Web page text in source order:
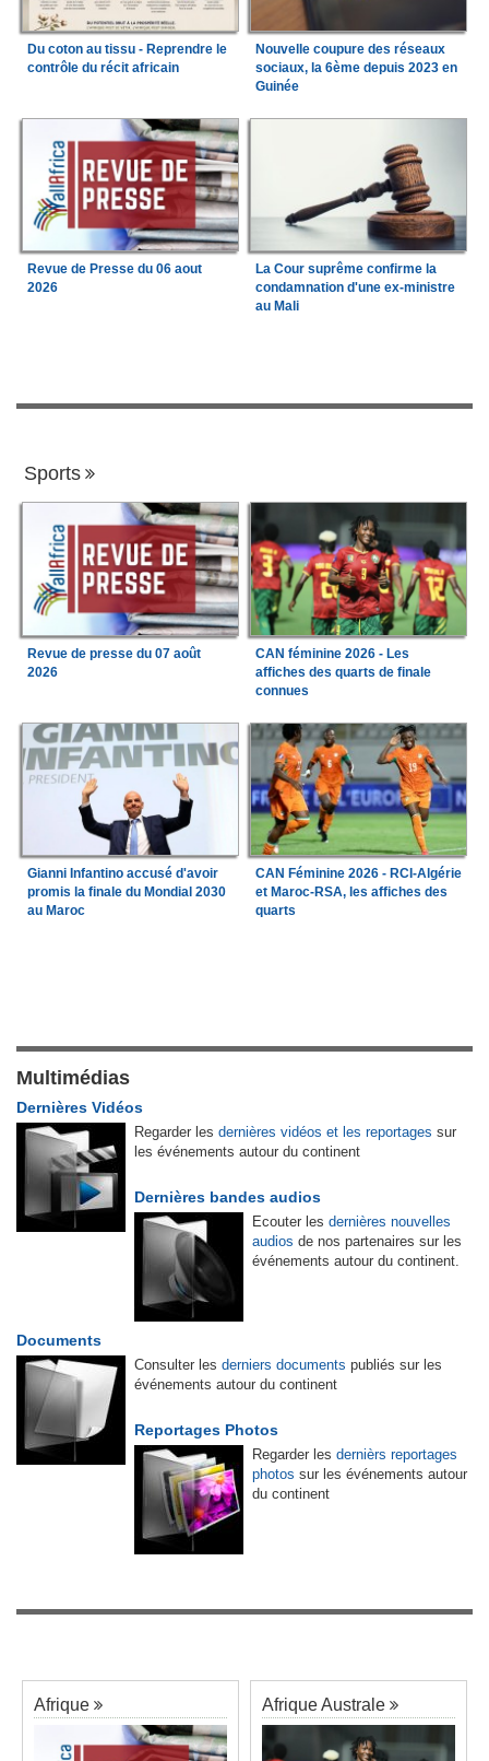
Du coton au tissu - Reprendre le
contrôle du récit africain
Nouvelle coupure des réseaux
sociaux, la 6ème depuis 2023 en
Guinée
Revue de Presse du 06 aout
2026
La Cour suprême confirme la
condamnation d'une ex-ministre
au Mali
Sports
Revue de presse du 07 août
2026
CAN féminine 2026 - Les
affiches des quarts de finale
connues
Gianni Infantino accusé d'avoir
promis la finale du Mondial 2030
au Maroc
CAN Féminine 2026 - RCI-Algérie
et Maroc-RSA, les affiches des
quarts
Multimédias
Dernières Vidéos
Regarder les dernières vidéos et les reportages sur
les événements autour du continent
Dernières bandes audios
Ecouter les dernières nouvelles
audios de nos partenaires sur les
événements autour du continent.
Documents
Consulter les derniers documents publiés sur les
événements autour du continent
Reportages Photos
Regarder les dernièrs reportages
photos sur les événements autour
du continent
Afrique Afrique Australe